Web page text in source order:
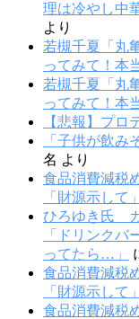
理は冷やし中
より
若槻千夏「丸
ってみて！本
若槻千夏「丸
ってみて！本
【悲報】プロ
「子供が飲
名 より
食品消費減税
「財源示して
ひろゆき氏
「ドリンクバ
ってたら…」
食品消費減税
「財源示して
食品消費減税